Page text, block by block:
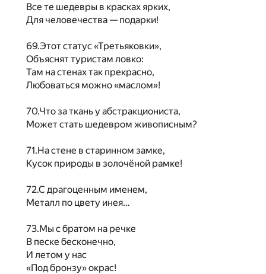
Все те шедевры в красках ярких,
Для человечества — подарки!
69.Этот статус «Третьяковки»,
Объяснят туристам ловко:
Там на стенах так прекрасно,
Любоваться можно «маслом»!
70.Что за ткань у абстракциониста,
Может стать шедевром живописным?
71.На стене в старинном замке,
Кусок природы в золочёной рамке!
72.С драгоценным именем,
Металл по цвету инея…
73.Мы с братом на речке
В песке бесконечно,
И летом у нас
«Под бронзу» окрас!